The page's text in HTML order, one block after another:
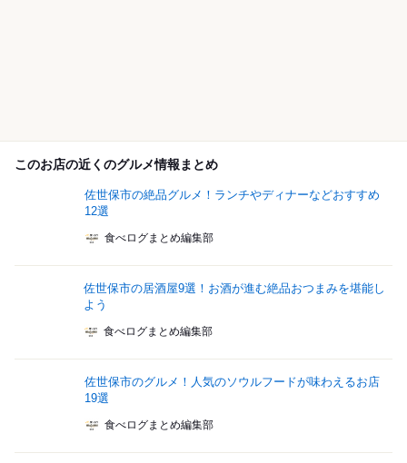
このお店の近くのグルメ情報まとめ
佐世保市の絶品グルメ！ランチやディナーなどおすすめ
12選
食べログまとめ編集部
佐世保市の居酒屋9選！お酒が進む絶品おつまみを堪能し
よう
食べログまとめ編集部
佐世保市のグルメ！人気のソウルフードが味わえるお店
19選
食べログまとめ編集部